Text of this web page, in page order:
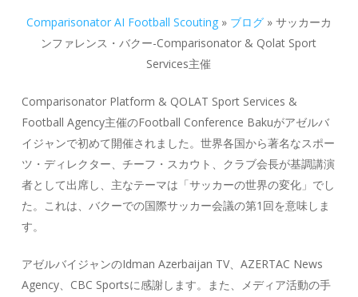
Comparisonator AI Football Scouting» ブログ» サッカーカ
ンファレンス・バクー-Comparisonator & Qolat Sport
Services主催
Comparisonator Platform & QOLAT Sport Services &
Football Agency主催のFootball Conference Bakuがアゼルバ
イジャンで初めて開催されました。世界各国から著名なスポー
ツ・ディレクター、チーフ・スカウト、クラブ会長が基調講演
者として出席し、主なテーマは「サッカーの世界の変化」でし
た。これは、バクーでの国際サッカー会議の第1回を意味しま
す。
アゼルバイジャンのIdman Azerbaijan TV、AZERTAC News
Agency、CBC Sportsに感謝します。また、メディア活動の手